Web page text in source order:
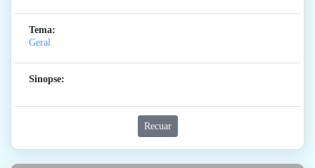
Tema:
Geral
Sinopse:
Recuar